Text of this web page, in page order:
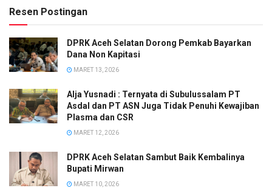
Resen Postingan
DPRK Aceh Selatan Dorong Pemkab Bayarkan
Dana Non Kapitasi
MARET 13, 2026
Alja Yusnadi : Ternyata di Subulussalam PT
Asdal dan PT ASN Juga Tidak Penuhi Kewajiban
Plasma dan CSR
MARET 12, 2026
DPRK Aceh Selatan Sambut Baik Kembalinya
Bupati Mirwan
MARET 10, 2026